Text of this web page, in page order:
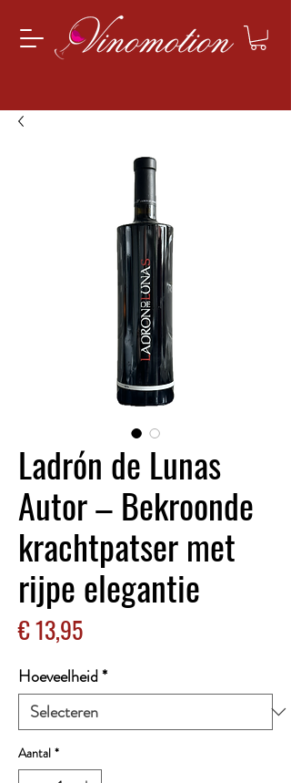
Ladrón de Lunas
Autor – Bekroonde
krachtpatser met
rijpe elegantie
€ 13,95Prijs
Hoeveelheid*
Aantal *